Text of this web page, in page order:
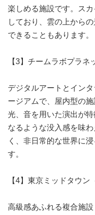
楽しめる施設です。ス
しており、雲の上から
できることもあります。
【3】チームラボプラネ
デジタルアートとイン
ージアムで、屋内型の
光、音を用いた演出が
なるような没入感を味
く、非日常的な世界に
す。
【4】東京ミッドタウン
高級感あふれる複合施